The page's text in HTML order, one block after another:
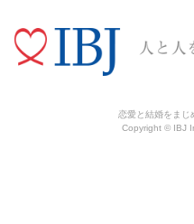
恋愛と結婚をまじ
Copyright © IBJ